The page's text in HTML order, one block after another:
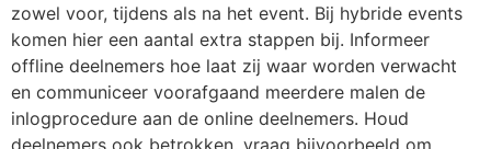
zowel voor, tijdens als na het event. Bij hybride events
komen hier een aantal extra stappen bij. Informeer
offline deelnemers hoe laat zij waar worden verwacht
en communiceer voorafgaand meerdere malen de
inlogprocedure aan de online deelnemers. Houd